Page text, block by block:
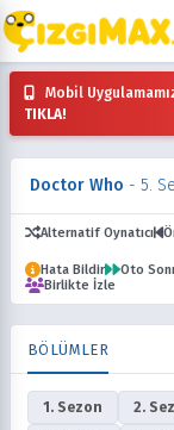
Mobil
TIKLA!
Doctor Who - 5.
Alternatif Oynatıcı
Hata Bildir Oto
Birlikte İzle
BÖLÜMLER
1. Sezon 2.